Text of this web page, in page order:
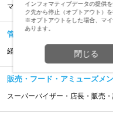
マーケティング・企画・宣伝・
管理・事務
経理・人事・総務・貿易・物流
販売・フード・アミューズメ
スーパーバイザー・店長・販売
インフォマティブデータの提供
ク先から停止（オプトアウト）を
※オプトアウトをした場合、マ
あります。
閉じる